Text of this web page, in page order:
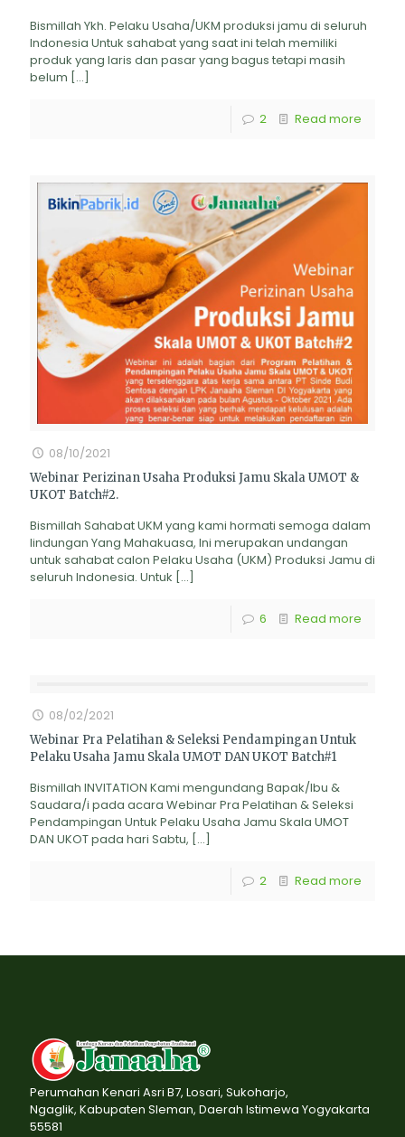
Bismillah Ykh. Pelaku Usaha/UKM produksi jamu di seluruh
Indonesia Untuk sahabat yang saat ini telah memiliki
produk yang laris dan pasar yang bagus tetapi masih
belum […]
2 Read more
08/10/2021
Webinar Perizinan Usaha Produksi Jamu Skala UMOT &
UKOT Batch#2.
Bismillah Sahabat UKM yang kami hormati semoga dalam
lindungan Yang Mahakuasa, Ini merupakan undangan
untuk sahabat calon Pelaku Usaha (UKM) Produksi Jamu di
seluruh Indonesia. Untuk […]
6 Read more
08/02/2021
Webinar Pra Pelatihan & Seleksi Pendampingan Untuk
Pelaku Usaha Jamu Skala UMOT DAN UKOT Batch#1
Bismillah INVITATION Kami mengundang Bapak/Ibu &
Saudara/i pada acara Webinar Pra Pelatihan & Seleksi
Pendampingan Untuk Pelaku Usaha Jamu Skala UMOT
DAN UKOT pada hari Sabtu, […]
2 Read more
Perumahan Kenari Asri B7, Losari, Sukoharjo,
Ngaglik, Kabupaten Sleman, Daerah Istimewa Yogyakarta
55581